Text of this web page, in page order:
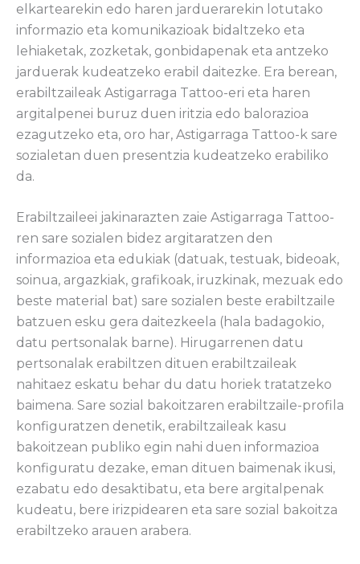
elkartearekin edo haren jarduerarekin lotutako
informazio eta komunikazioak bidaltzeko eta
lehiaketak, zozketak, gonbidapenak eta antzeko
jarduerak kudeatzeko erabil daitezke. Era berean,
erabiltzaileak Astigarraga Tattoo-eri eta haren
argitalpenei buruz duen iritzia edo balorazioa
ezagutzeko eta, oro har, Astigarraga Tattoo-k sare
sozialetan duen presentzia kudeatzeko erabiliko
da.
Erabiltzaileei jakinarazten zaie Astigarraga Tattoo-
ren sare sozialen bidez argitaratzen den
informazioa eta edukiak (datuak, testuak, bideoak,
soinua, argazkiak, grafikoak, iruzkinak, mezuak edo
beste material bat) sare sozialen beste erabiltzaile
batzuen esku gera daitezkeela (hala badagokio,
datu pertsonalak barne). Hirugarrenen datu
pertsonalak erabiltzen dituen erabiltzaileak
nahitaez eskatu behar du datu horiek tratatzeko
baimena. Sare sozial bakoitzaren erabiltzaile-profila
konfiguratzen denetik, erabiltzaileak kasu
bakoitzean publiko egin nahi duen informazioa
konfiguratu dezake, eman dituen baimenak ikusi,
ezabatu edo desaktibatu, eta bere argitalpenak
kudeatu, bere irizpidearen eta sare sozial bakoitza
erabiltzeko arauen arabera.